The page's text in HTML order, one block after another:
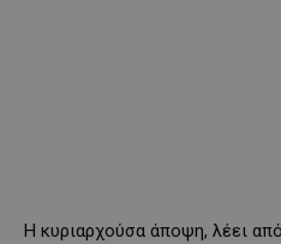
Η κυριαρχούσα άποψη, λέει